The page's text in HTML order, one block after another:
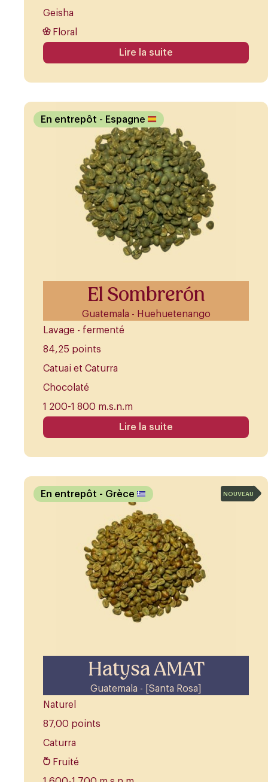
Geisha
Floral
Lire la suite
El Sombrerón
Guatemala - Huehuetenango
En entrepôt - Espagne
Lavage - fermenté
84,25 points
Catuai et Caturra
Chocolaté
1 200-1 800 m.s.n.m
Lire la suite
Hatysa AMAT
Guatemala - [Santa Rosa]
En entrepôt - Grèce
Naturel
87,00 points
Caturra
Fruité
NOUVEAU